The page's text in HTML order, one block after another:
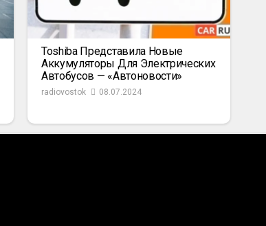
Toshiba Представила Новые
Аккумуляторы Для Электрических
Автобусов — «Автоновости»
radiovostok 08.07.2024